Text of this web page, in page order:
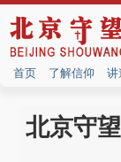
首页 了解信仰 讲
北京守